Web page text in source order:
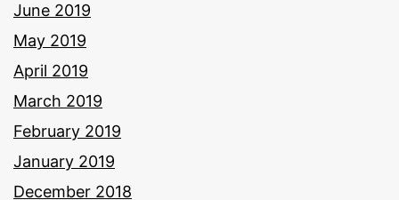
June 2019
May 2019
April 2019
March 2019
February 2019
January 2019
December 2018